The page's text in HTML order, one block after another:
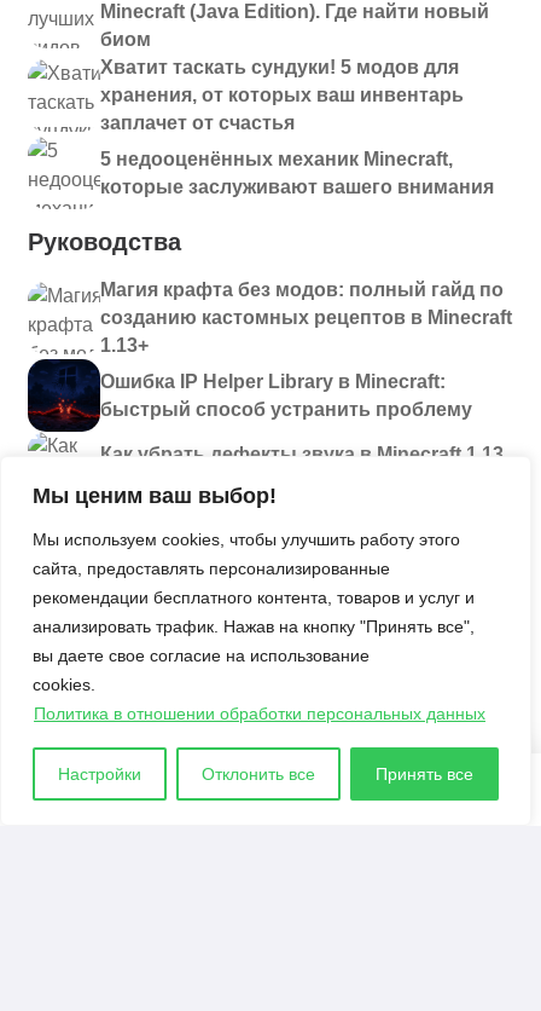
Мы ценим ваш выбор!
Мы используем cookies, чтобы улучшить работу этого
сайта, предоставлять персонализированные
рекомендации бесплатного контента, товаров и услуг и
анализировать трафик. Нажав на кнопку "Принять все",
вы даете свое согласие на использование
cookies.
Политика в отношении обработки персональных данных
Настройки Отклонить все Принять все
Minecraft (Java Edition). Где найти новый
биом
Хватит таскать сундуки! 5 модов для
хранения, от которых ваш инвентарь
заплачет от счастья
5 недооценённых механик Minecraft,
которые заслуживают вашего внимания
Руководства
Магия крафта без модов: полный гайд по
созданию кастомных рецептов в Minecraft
1.13+
Ошибка IP Helper Library в Minecraft:
быстрый способ устранить проблему
Как убрать дефекты звука в Minecraft 1.13
Секреты
Давайте поиграем. Больше инструментов
Улучшаем оснащение 4Ks Studios
Полезные советы по использованию
строители и куда они пропали?